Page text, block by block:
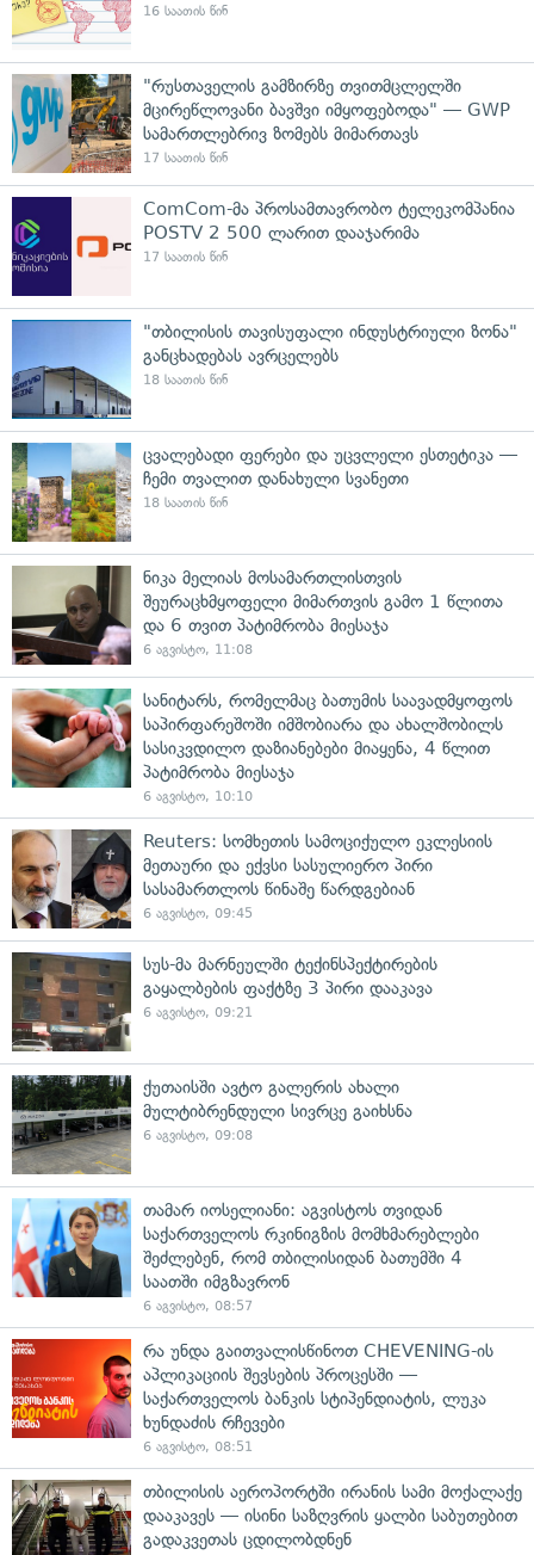
16 საათის წინ
"რუსთაველის გამზირზე თვითმცლელში
მცირეწლოვანი ბავშვი იმყოფებოდა" — GWP
სამართლებრივ ზომებს მიმართავს
17 საათის წინ
ComCom-მა პროსამთავრობო ტელეკომპანია
POSTV 2 500 ლარით დააჯარიმა
17 საათის წინ
"თბილისის თავისუფალი ინდუსტრიული ზონა"
განცხადებას ავრცელებს
18 საათის წინ
ცვალებადი ფერები და უცვლელი ესთეტიკა —
ჩემი თვალით დანახული სვანეთი
18 საათის წინ
ნიკა მელიას მოსამართლისთვის
შეურაცხმყოფელი მიმართვის გამო 1 წლითა
და 6 თვით პატიმრობა მიესაჯა
6 აგვისტო, 11:08
სანიტარს, რომელმაც ბათუმის საავადმყოფოს
საპირფარეშოში იმშობიარა და ახალშობილს
სასიკვდილო დაზიანებები მიაყენა, 4 წლით
პატიმრობა მიესაჯა
6 აგვისტო, 10:10
Reuters: სომხეთის სამოციქულო ეკლესიის
მეთაური და ექვსი სასულიერო პირი
სასამართლოს წინაშე წარდგებიან
6 აგვისტო, 09:45
სუს-მა მარნეულში ტექინსპექტირების
გაყალბების ფაქტზე 3 პირი დააკავა
6 აგვისტო, 09:21
ქუთაისში ავტო გალერის ახალი
მულტიბრენდული სივრცე გაიხსნა
6 აგვისტო, 09:08
თამარ იოსელიანი: აგვისტოს თვიდან
საქართველოს რკინიგზის მომხმარებლები
შეძლებენ, რომ თბილისიდან ბათუმში 4
საათში იმგზავრონ
6 აგვისტო, 08:57
რა უნდა გაითვალისწინოთ CHEVENING-ის
აპლიკაციის შევსების პროცესში —
საქართველოს ბანკის სტიპენდიატის, ლუკა
ხუნდაძის რჩევები
6 აგვისტო, 08:51
თბილისის აეროპორტში ირანის სამი მოქალაქე
დააკავეს — ისინი საზღვრის ყალბი საბუთებით
გადაკვეთას ცდილობდნენ